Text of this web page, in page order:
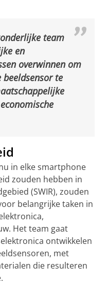
team
en
overwinnen om
beeldsensor te
in elke smartphone
zouden hebben in
(SWIR), zouden
belangrijke taken in
Het team gaat
ontwikkelen
met
die resulteren